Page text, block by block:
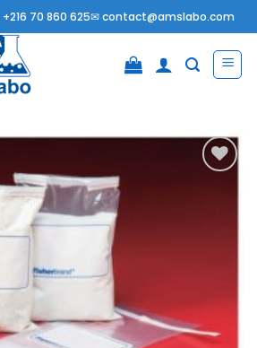
+216 70 860 625✉contact@amslabo.com